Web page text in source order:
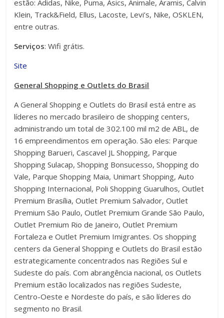
estão: Adidas, Nike, Puma, Asics, Animale, Aramis, Calvin
Klein, Track&Field, Ellus, Lacoste, Levi’s, Nike, OSKLEN,
entre outras.
Serviços: Wifi grátis.
Site
General Shopping e Outlets do Brasil
A General Shopping e Outlets do Brasil está entre as
líderes no mercado brasileiro de shopping centers,
administrando um total de 302.100 mil m2 de ABL, de
16 empreendimentos em operação. São eles: Parque
Shopping Barueri, Cascavel JL Shopping, Parque
Shopping Sulacap, Shopping Bonsucesso, Shopping do
Vale, Parque Shopping Maia, Unimart Shopping, Auto
Shopping Internacional, Poli Shopping Guarulhos, Outlet
Premium Brasília, Outlet Premium Salvador, Outlet
Premium São Paulo, Outlet Premium Grande São Paulo,
Outlet Premium Rio de Janeiro, Outlet Premium
Fortaleza e Outlet Premium Imigrantes. Os shopping
centers da General Shopping e Outlets do Brasil estão
estrategicamente concentrados nas Regiões Sul e
Sudeste do país. Com abrangência nacional, os Outlets
Premium estão localizados nas regiões Sudeste,
Centro-Oeste e Nordeste do país, e são líderes do
segmento no Brasil.